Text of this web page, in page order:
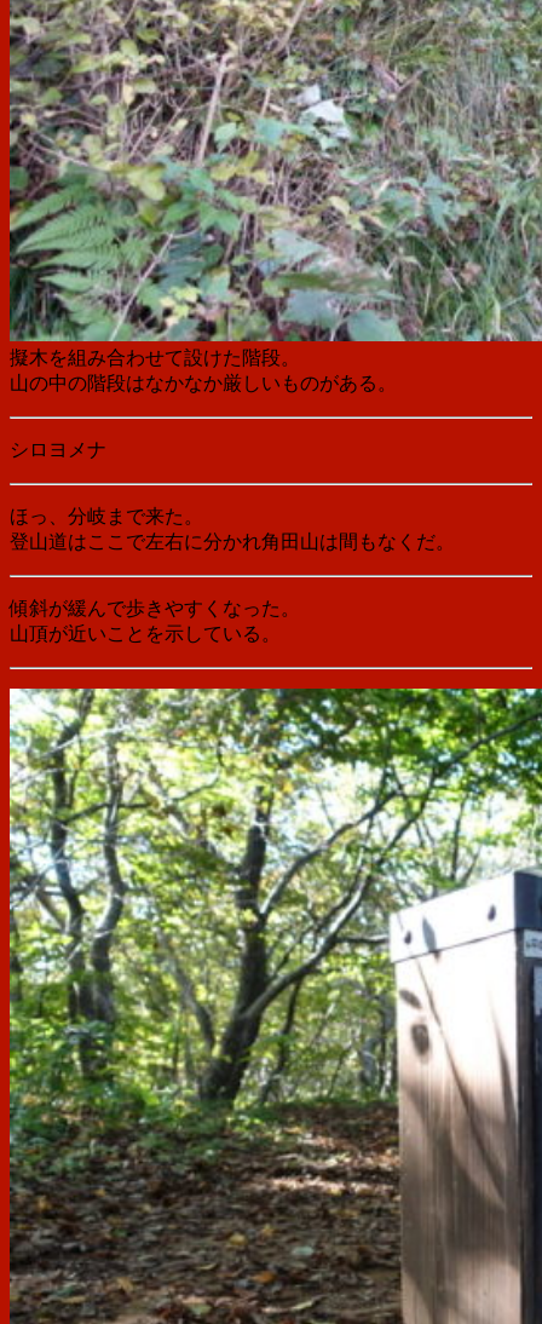
擬木を組み合わせて設けた階段。
山の中の階段はなかなか厳しいものがある。
シロヨメナ
ほっ、分岐まで来た。
登山道はここで左右に分かれ角田山は間もなくだ。
傾斜が緩んで歩きやすくなった。
山頂が近いことを示している。